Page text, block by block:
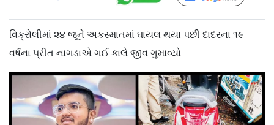
વિક્રોલીમાં ૨૪ જૂને અકસ્માતમાં ઘાયલ થયા પછી દાદરના ૧૯
વર્ષના પ્રીત નાગડાએ ગઈ કાલે જીવ ગુમાવ્યો